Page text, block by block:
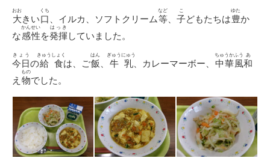
大
おお
きい口
くち
、イルカ、ソフトクリーム等
など
子
こ
どもたちは豊
ゆた
か
な感性
かんせい
を発揮
はっき
していました。
今日
きょう
の給食
きゅうしょく
は、ご飯
はん
牛乳
ぎゅうにゅう
、カレーマーボー、 中華風
ちゅうかふう
和
あ
え 物
もの
でした。